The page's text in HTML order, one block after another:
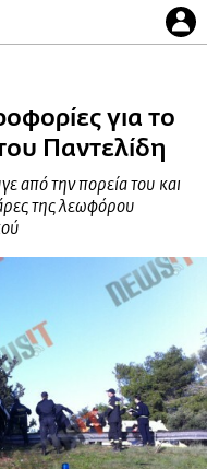
για το
Παντελίδη
από την πορεία του και
της λεωφόρου